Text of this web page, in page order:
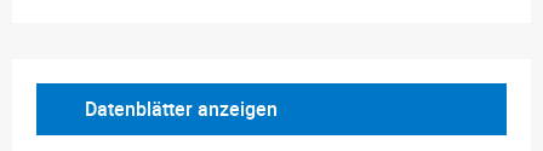
Datenblätter anzeigen